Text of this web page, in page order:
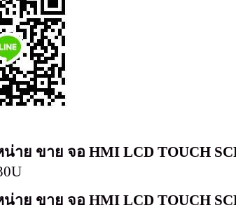
าย ขาย จอ HMI LCD TOUCH
าย ขาย จอ HMI LCD TOUCH